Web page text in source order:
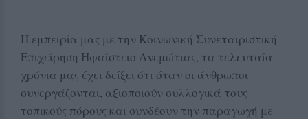
Η εμπειρία μας με την Κοινωνική Συνεταιριστική
Επιχείρηση Ηφαίστειο Ανεμώτιας, τα τελευταία
χρόνια μας έχει δείξει ότι όταν οι άνθρωποι
συνεργάζονται, αξιοποιούν συλλογικά τους
τοπικούς πόρους και συνδέουν την παραγωγή με